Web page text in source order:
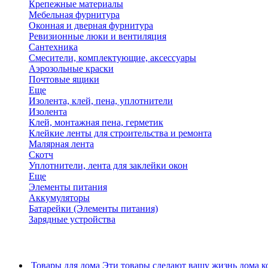
Крепежные материалы
Мебельная фурнитура
Оконная и дверная фурнитура
Ревизионные люки и вентиляция
Сантехника
Смесители, комплектующие, аксессуары
Аэрозольные краски
Почтовые ящики
Еще
Изолента, клей, пена, уплотнители
Изолента
Клей, монтажная пена, герметик
Клейкие ленты для строительства и ремонта
Малярная лента
Скотч
Уплотнители, лента для заклейки окон
Еще
Элементы питания
Аккумуляторы
Батарейки (Элементы питания)
Зарядные устройства
Товары для дома Эти товары сделают вашу жизнь дома